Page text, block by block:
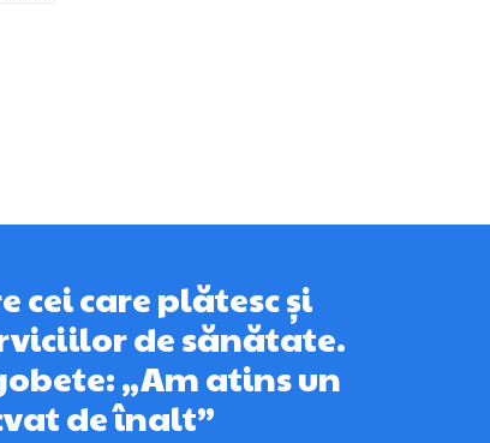
cei care plătesc și
de sănătate.
„Am atins un
de înalt”